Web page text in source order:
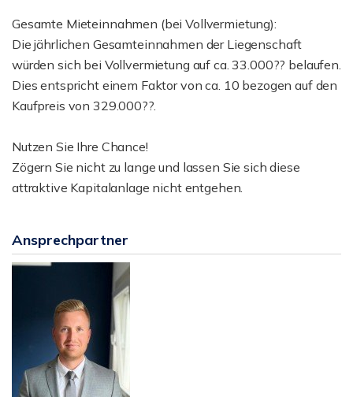
Gesamte Mieteinnahmen (bei Vollvermietung):
Die jährlichen Gesamteinnahmen der Liegenschaft
würden sich bei Vollvermietung auf ca. 33.000?? belaufen.
Dies entspricht einem Faktor von ca. 10 bezogen auf den
Kaufpreis von 329.000??.
Nutzen Sie Ihre Chance!
Zögern Sie nicht zu lange und lassen Sie sich diese
attraktive Kapitalanlage nicht entgehen.
Ansprechpartner